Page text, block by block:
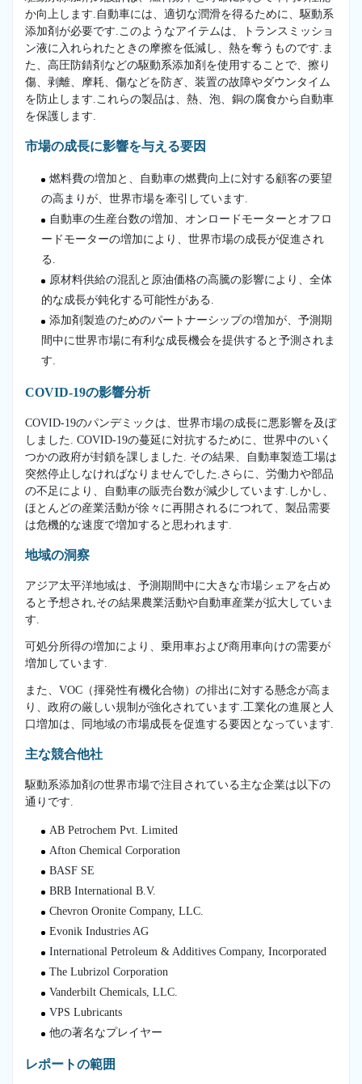
か向上します.自動車には、適切な潤滑を得るために、駆動系
添加剤が必要です.このようなアイテムは、トランスミッショ
ン液に入れられたときの摩擦を低減し、熱を奪うものです.ま
た、高圧防錆剤などの駆動系添加剤を使用することで、擦り
傷、剥離、摩耗、傷などを防ぎ、装置の故障やダウンタイム
を防止します.これらの製品は、熱、泡、銅の腐食から自動車
を保護します.
市場の成長に影響を与える要因
燃料費の増加と、自動車の燃費向上に対する顧客の要望
の高まりが、世界市場を牽引しています.
自動車の生産台数の増加、オンロードモーターとオフロ
ードモーターの増加により、世界市場の成長が促進され
る.
原材料供給の混乱と原油価格の高騰の影響により、全体
的な成長が鈍化する可能性がある.
添加剤製造のためのパートナーシップの増加が、予測期
間中に世界市場に有利な成長機会を提供すると予測されま
す.
COVID-19の影響分析
COVID-19のパンデミックは、世界市場の成長に悪影響を及ぼ
しました. COVID-19の蔓延に対抗するために、世界中のいく
つかの政府が封鎖を課しました. その結果、自動車製造工場は
突然停止しなければなりませんでした.さらに、労働力や部品
の不足により、自動車の販売台数が減少しています.しかし、
ほとんどの産業活動が徐々に再開されるにつれて、製品需要
は危機的な速度で増加すると思われます.
地域の洞察
アジア太平洋地域は、予測期間中に大きな市場シェアを占め
ると予想され,その結果農業活動や自動車産業が拡大していま
す.
可処分所得の増加により、乗用車および商用車向けの需要が
増加しています.
また、VOC（揮発性有機化合物）の排出に対する懸念が高ま
り、政府の厳しい規制が強化されています.工業化の進展と人
口増加は、同地域の市場成長を促進する要因となっています.
主な競合他社
駆動系添加剤の世界市場で注目されている主な企業は以下の
通りです.
AB Petrochem Pvt. Limited
Afton Chemical Corporation
BASF SE
BRB International B.V.
Chevron Oronite Company, LLC.
Evonik Industries AG
International Petroleum & Additives Company, Incorporated
The Lubrizol Corporation
Vanderbilt Chemicals, LLC.
VPS Lubricants
他の著名なプレイヤー
レポートの範囲